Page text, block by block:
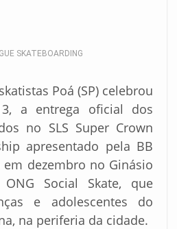
SKATEBOARDING
Poá (SP) celebrou
a entrega oficial dos
no SLS Super Crown
apresentado pela BB
em dezembro no Ginásio
Social Skate, que
e adolescentes do
na periferia da cidade.